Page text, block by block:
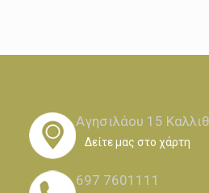
Αγησιλάου 15
Δείτε μας στο χάρτη
697 7601111